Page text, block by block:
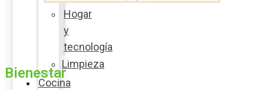
Hogar
y
tecnología
Limpieza
Cocina
Bienestar